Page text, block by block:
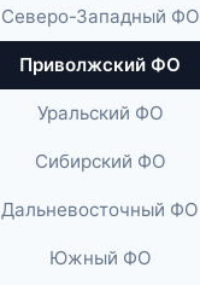
Северо-Западный ФО
Приволжский ФО
Уральский ФО
Сибирский ФО
Дальневосточный ФО
Южный ФО